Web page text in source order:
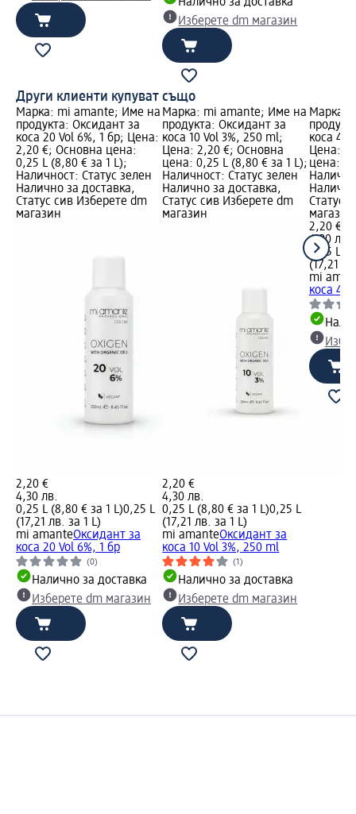
Изберете dm магазин
Други клиенти купуват също
Марка: mi amante; Име на
продукта: Оксидант за
коса 20 Vol 6%, 1 бр; Цена:
2,20 €; Основна цена:
0,25 L (8,80 € за 1 L);
Наличност: Статус зелен
Налично за доставка,
Статус сив Изберете dm
магазин
2,20 €
4,30 лв.
0,25 L (8,80 € за 1 L)0,25 L
(17,21 лв. за 1 L)
mi amanteОксидант за
коса 20 Vol 6%, 1 бр
(0)
Налично за доставка
Изберете dm магазин
Марка: mi amante; Име на
продукта: Оксидант за
коса 10 Vol 3%, 250 ml;
Цена: 2,20 €; Основна
цена: 0,25 L (8,80 € за 1 L);
Наличност: Статус зелен
Налично за доставка,
Статус сив Изберете dm
магазин
2,20 €
4,30 лв.
0,25 L (8,80 € за 1 L)0,25 L
(17,21 лв. за 1 L)
mi amanteОксидант за
коса 10 Vol 3%, 250 ml
(1)
Налично за доставка
Изберете dm магазин
Марка:
коса 40
Цена:
цена:
Статус
магазин
2,20 €
4,30 лв.
0,25 L
(17,21
mi
коса 40